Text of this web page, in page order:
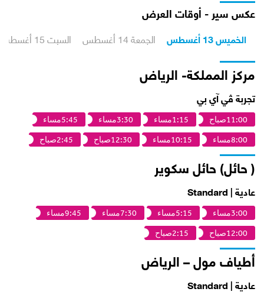
عكس سير - أوقات العرض
الخميس 13 أغسطس الجمعة 14 أغسطس السبت 15 أغسطس
مركز المملكة- الرياض
تجربة ڤي آي بي
11:00صباح 1:15مساء 3:30مساء
5:45مساء
8:00مساء
10:15مساء 12:30صباح 2:45صباح
( حائل) حائل سكوير
عادية | Standard
3:00مساء 5:15مساء 7:30مساء
9:45مساء
12:00صباح
2:15صباح
أطياف مول – الرياض
عادية | Standard